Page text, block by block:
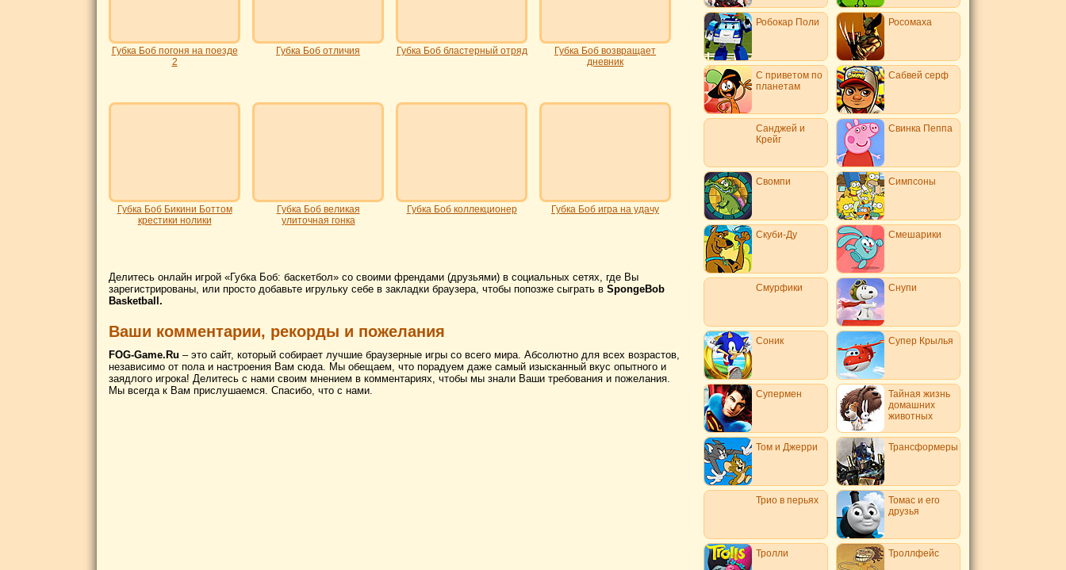
Губка Боб погоня на поезде
2
Губка Боб отличия Губка Боб бластерный отряд
Губка Боб возвращает
дневник
Губка Боб Бикини Боттом
крестики нолики
Губка Боб великая
улиточная гонка
Губка Боб коллекционер Губка Боб игра на удачу
Делитесь онлайн игрой «Губка Боб: баскетбол» со своими френдами (друзьями) в социальных сетях, где Вы
зарегистрированы, или просто добавьте игрульку себе в закладки браузера, чтобы попозже сыграть в SpongeBob
Basketball.
Ваши комментарии, рекорды и пожелания
FOG-Game.Ru – это сайт, который собирает лучшие браузерные игры со всего мира. Абсолютно для всех возрастов,
независимо от пола и настроения Вам сюда. Мы обещаем, что порадуем даже самый изысканный вкус опытного и
заядлого игрока! Делитесь с нами своим мнением в комментариях, чтобы мы знали Ваши требования и пожелания.
Мы всегда к Вам прислушаемся. Спасибо, что с нами.
Робокар Поли Росомаха
С приветом по
планетам
Сабвей серф
Санджей и
Крейг
Свинка Пеппа
Свомпи Симпсоны
Скуби-Ду Смешарики
Смурфики Снупи
Соник Супер Крылья
Супермен
Тайная жизнь
домашних
животных
Том и Джерри Трансформеры
Трио в перьях
Томас и его
друзья
Тролли Троллфейс